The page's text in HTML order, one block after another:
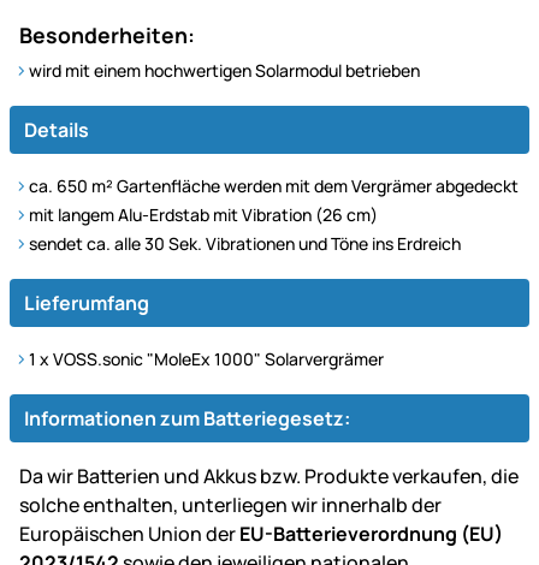
Besonderheiten:
wird mit einem hochwertigen Solarmodul betrieben
Details
ca. 650 m² Gartenfläche werden mit dem Vergrämer abgedeckt
mit langem Alu-Erdstab mit Vibration (26 cm)
sendet ca. alle 30 Sek. Vibrationen und Töne ins Erdreich
Lieferumfang
1 x VOSS.sonic "MoleEx 1000" Solarvergrämer
Informationen zum Batteriegesetz:
Da wir Batterien und Akkus bzw. Produkte verkaufen, die
solche enthalten, unterliegen wir innerhalb der
Europäischen Union derEU-Batterieverordnung (EU)